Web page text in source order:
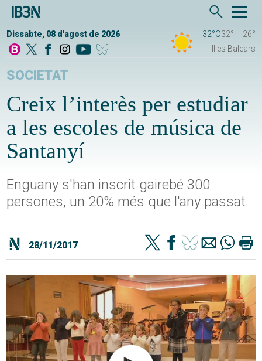
Dissabte, 08 d'agost de 2026 32°C32°
26°
Illes Balears
SOCIETAT
Creix l’interès per estudiar
a les escoles de música de
Santanyí
Enguany s'han inscrit gairebé 300
persones, un 20% més que l'any passat
28/11/2017